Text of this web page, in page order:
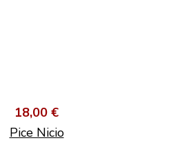
18,00 €
Pice Nicio